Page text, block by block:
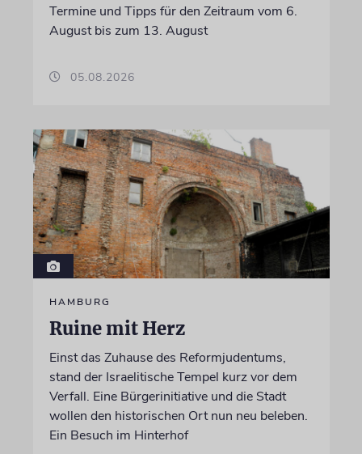
Termine und Tipps für den Zeitraum vom 6.
August bis zum 13. August
05.08.2026
HAMBURG
Ruine mit Herz
Einst das Zuhause des Reformjudentums,
stand der Israelitische Tempel kurz vor dem
Verfall. Eine Bürgerinitiative und die Stadt
wollen den historischen Ort nun neu beleben.
Ein Besuch im Hinterhof